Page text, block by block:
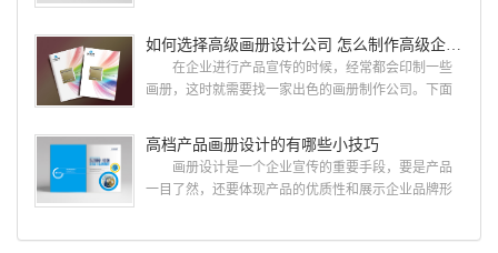
用目的、适用范畴并深刻...
计经验,服务过3000多家的广州集团/单位/产品/目录画
册设计/印刷公司。相信不少喜欢设计的小伙伴都会对
今天的内容感兴趣吧! 一、广州的古柏设计 古
广的专业...
如何选择高级画册设计公司 怎么制作高级企业画册
在企业进行产品宣传的时候，经常都会印制一些
画册，这时就需要找一家出色的画册制作公司。下面
司，怎么制作高级企业画册?高级画册设计公司 如
何选择高级画册设计公司 首先是员工的能力是否
过硬。这包括调研人员观察捕捉信息、与企业顺利沟
练掌握制作软件，深谙画册设...
高档产品画册设计的有哪些小技巧
画册设计是一个企业宣传的重要手段，要是产品
一目了然，还要体现产品的优质性和展示企业品牌形